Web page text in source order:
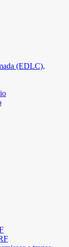
(EDLC),